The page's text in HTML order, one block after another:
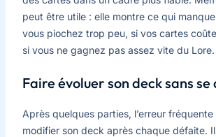
peut être utile : elle montre ce qui
vous piochez trop peu, si vos cartes
si vous ne gagnez pas assez vite du Lore.
Faire évoluer son deck sans
Après quelques parties, l’erreur fréquente
modifier son deck après chaque défaite.